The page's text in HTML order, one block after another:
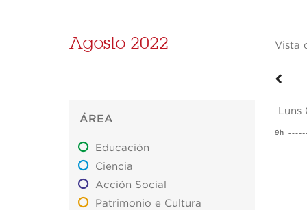
Agosto 2022 Vista
ÁREA
Educación
Ciencia
Acción Social
Patrimonio e Cultura
Luns
9h